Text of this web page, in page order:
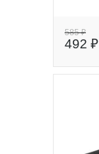
585 ₽
492 ₽